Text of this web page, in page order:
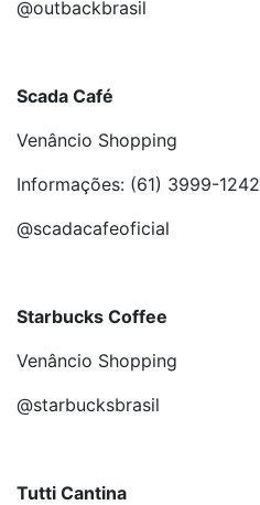
@outbackbrasil
Scada Café
Venâncio Shopping
Informações: (61) 3999-1242
@scadacafeoficial
Starbucks Coffee
Venâncio Shopping
@starbucksbrasil
Tutti Cantina